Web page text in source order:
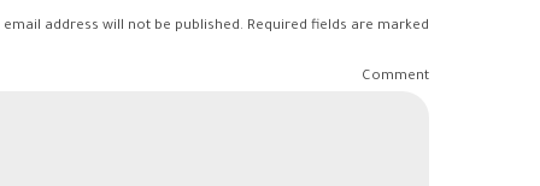
email address will not be published. Required fields are marked *
Comment